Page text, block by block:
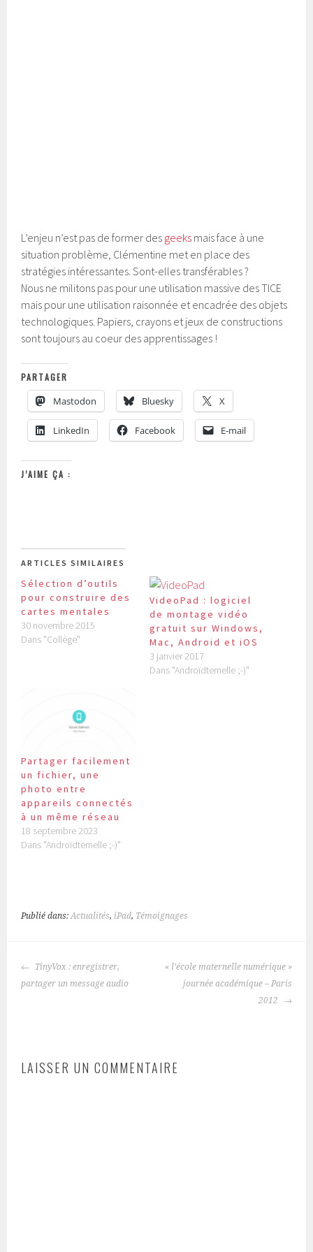
L’enjeu n’est pas de former des geeks mais face à une
situation problème, Clémentine met en place des
stratégies intéressantes. Sont-elles transférables ?
Nous ne militons pas pour une utilisation massive des TICE
mais pour une utilisation raisonnée et encadrée des objets
technologiques. Papiers, crayons et jeux de constructions
sont toujours au coeur des apprentissages !
PARTAGER
Mastodon Bluesky X
LinkedIn Facebook E-mail
J’AIME ÇA :
ARTICLES SIMILAIRES
Sélection d’outils
pour construire des
cartes mentales
30 novembre 2015
Dans "Collège"
VideoPad : logiciel
de montage vidéo
gratuit sur Windows,
Mac, Android et iOS
3 janvier 2017
Dans "Androïdternelle ;-)"
Partager facilement
un fichier, une
photo entre
appareils connectés
à un même réseau
18 septembre 2023
Dans "Androïdternelle ;-)"
Publié dans:Actualités, iPad, Témoignages
NAVIGATION
DES
TinyVox : enregistrer,
partager un message audio
« l’école maternelle numérique »
journée académique – Paris
2012
LAISSER UN COMMENTAIRE